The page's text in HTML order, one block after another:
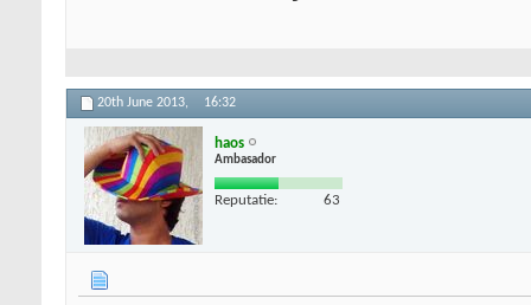
20th June 2013, 16:32
haos
Ambasador
Reputatie: 63